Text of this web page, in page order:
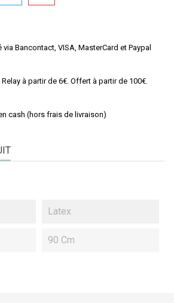
Bancontact, VISA, MasterCard et Paypal
à partir de 6€. Offert à partir de 100€.
cash (hors frais de livraison)
Latex
90 Cm